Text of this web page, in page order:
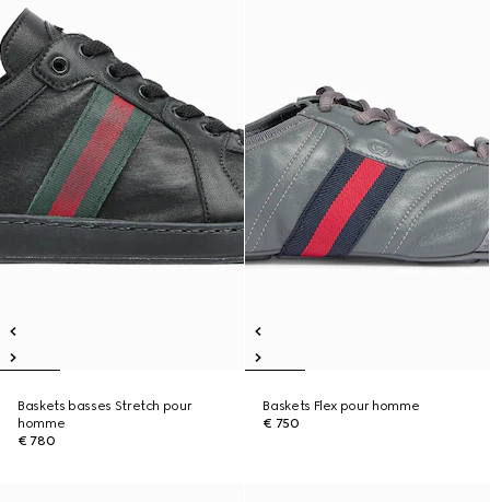
Baskets basses Stretch pour
homme
€ 780
Baskets Flex pour homme
€ 750